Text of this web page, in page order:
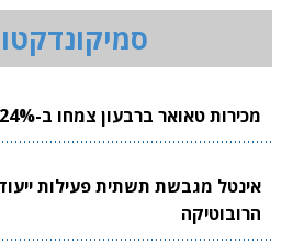
מכירות טאואר ברבעון צמחו ב-24%
אינטל מגבשת תשתית פעילות
הרובוטיקה